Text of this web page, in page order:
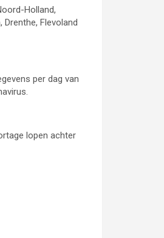
Holland,
Flevoland
per dag van
lopen achter